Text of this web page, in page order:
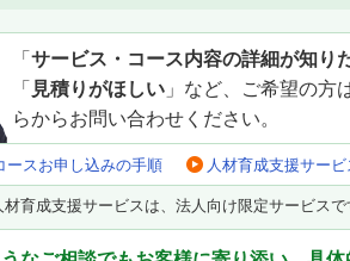
「 サービス・コース内容の詳細が知り
「 見積りがほしい 」など、ご希望の方
らからお問い合わせください。
ースお申し込みの手順 人材育成支援サー
材育成支援サービスは、法人向け限定サービスで